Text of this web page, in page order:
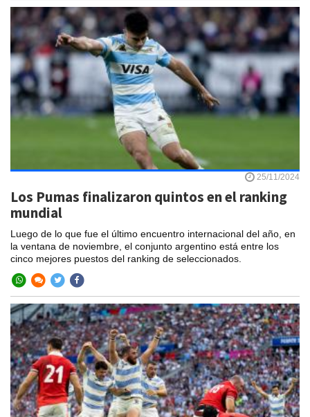
25/11/2024
Los Pumas finalizaron quintos en el ranking
mundial
Luego de lo que fue el último encuentro internacional del año, en
la ventana de noviembre, el conjunto argentino está entre los
cinco mejores puestos del ranking de seleccionados.